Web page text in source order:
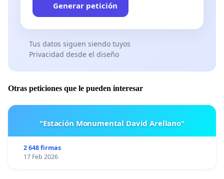
Generar petición
Tus datos siguen siendo tuyos
Privacidad desde el diseño
Otras peticiones que le pueden interesar
"Estación Monumental David Arellano"
2 648 firmas
17 Feb 2026